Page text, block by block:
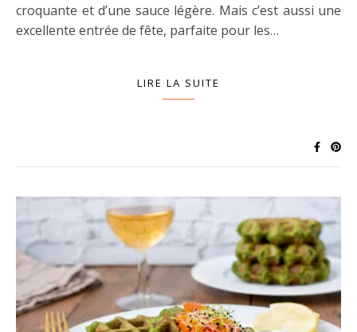
croquante et d’une sauce légère. Mais c’est aussi une
excellente entrée de fête, parfaite pour les…
LIRE LA SUITE